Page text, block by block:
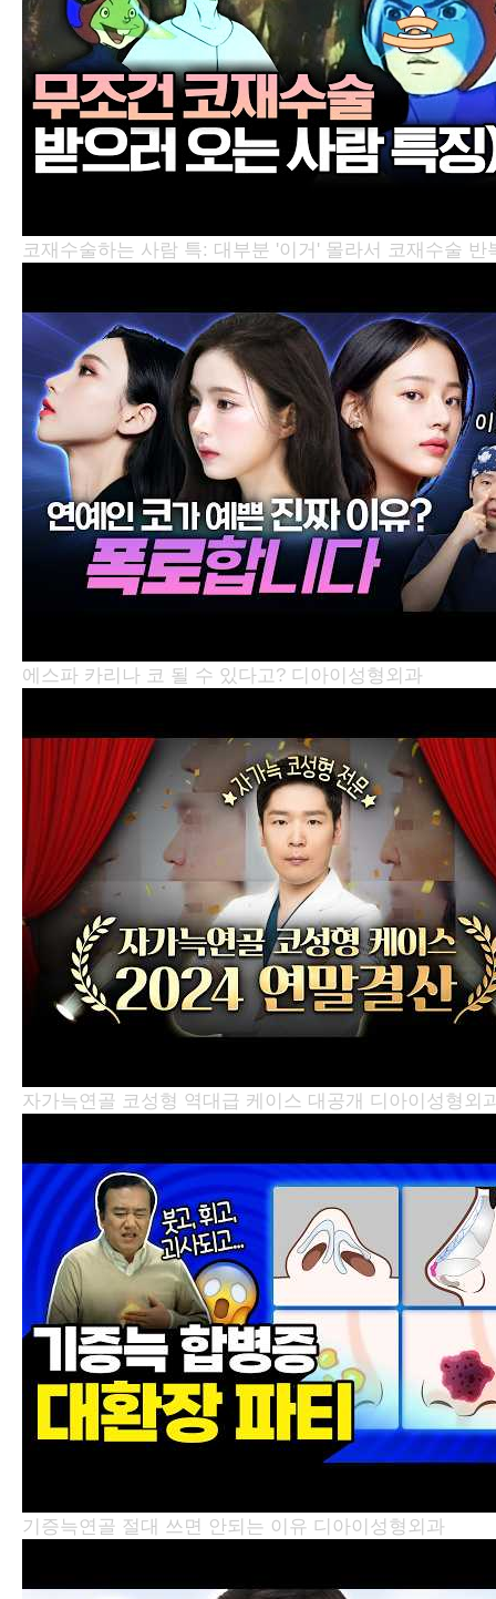
코재수술하는 사람 특: 대부분 '이거' 몰라서 코재수술
에스파 카리나 코 될 수 있다고? 디아이성형외과
자가늑연골 코성형 역대급 케이스 대공개 디아이성형외
기증늑연골 절대 쓰면 안되는 이유 디아이성형외과